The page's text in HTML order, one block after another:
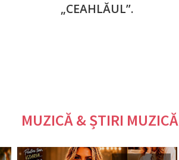
„CEAHLĂUL”.
MUZICĂ & ȘTIRI MUZICĂ